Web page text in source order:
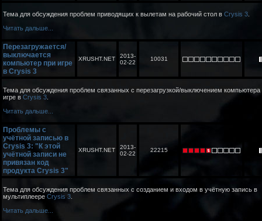
Тема для обсуждения проблем приводящих к вылетам на рабочий стол в Crysis 3
Читать дальше...
Перезагружается/
выключается
компьютер при игре
в Crysis 3
XRUSHT.NET
2013-
02-22
10031
Тема для обсуждения проблем связанных с перезагрузкой/выключением компьютера
игре в Crysis 3
Читать дальше...
Проблемы с
учётной записью в
Crysis 3: "К этой
учётной записи не
привязан код
продукта Crysis 3"
XRUSHT.NET
2013-
02-22
22215
Тема для обсуждения проблем связанных с созданием и входом в учётную запись в
мультиплеере Crysis 3
Читать дальше...